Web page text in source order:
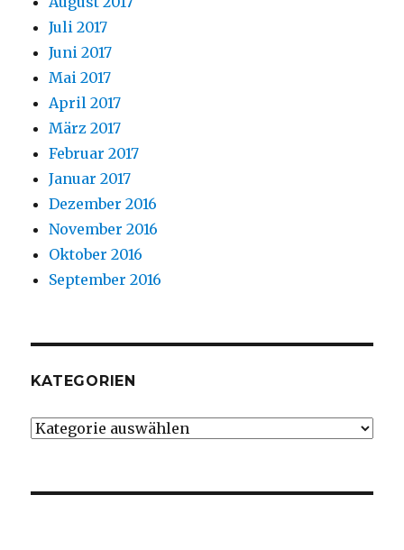
Juli 2017
Juni 2017
Mai 2017
April 2017
März 2017
Februar 2017
Januar 2017
Dezember 2016
November 2016
Oktober 2016
September 2016
KATEGORIEN
Kategorien